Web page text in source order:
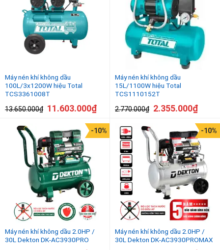
Máy nén khí không dầu
100L/3x1200W hiệu Total
TCS3361008T
13.650.000₫ 11.603.000₫
Máy nén khí không dầu
15L/1100W hiệu Total
TCS1110152T
2.770.000₫ 2.355.000₫
Máy nén khí không dầu 2.0HP /
30L Dekton DK-AC3930PRO
-10%
Máy nén khí không dầu 2.0HP /
30L Dekton DK-AC3930PROMAX
-10%